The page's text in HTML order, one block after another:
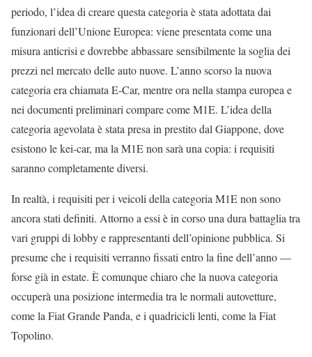
periodo, l’idea di creare questa categoria è stata adottata dai
funzionari dell’Unione Europea: viene presentata come una
misura anticrisi e dovrebbe abbassare sensibilmente la soglia dei
prezzi nel mercato delle auto nuove. L’anno scorso la nuova
categoria era chiamata E-Car, mentre ora nella stampa europea e
nei documenti preliminari compare come M1E. L’idea della
categoria agevolata è stata presa in prestito dal Giappone, dove
esistono le kei-car, ma la M1E non sarà una copia: i requisiti
saranno completamente diversi.
In realtà, i requisiti per i veicoli della categoria M1E non sono
ancora stati definiti. Attorno a essi è in corso una dura battaglia tra
vari gruppi di lobby e rappresentanti dell’opinione pubblica. Si
presume che i requisiti verranno fissati entro la fine dell’anno —
forse già in estate. È comunque chiaro che la nuova categoria
occuperà una posizione intermedia tra le normali autovetture,
come la Fiat Grande Panda, e i quadricicli lenti, come la Fiat
Topolino.